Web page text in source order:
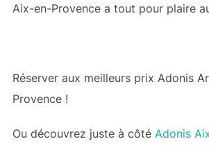
Aix-en-Provence a tout pour plaire
Réserver aux meilleurs prix Adonis
Provence !
Ou découvrez juste à côté Adonis